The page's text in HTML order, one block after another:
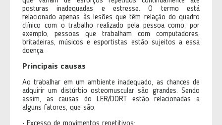
posturas inadequadas e estresse. O termo está
relacionado apenas às lesões que têm relação do quadro
clínico com o trabalho realizado pela pessoa como, por
exemplo, pessoas que trabalham com computadores,
britadeiras, músicos e esportistas estão sujeitos a essa
doença.
Principais causas
Ao trabalhar em um ambiente inadequado, as chances de
adquirir um distúrbio osteomuscular são grandes. Sendo
assim, as causas do LER/DORT estão relacionadas a
alguns fatores, que são: